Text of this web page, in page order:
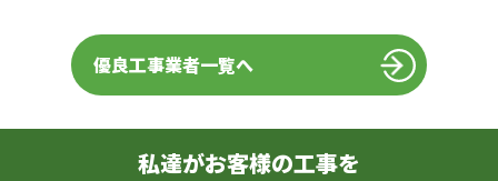
優良工事業者一覧へ
私達がお客様の工事を